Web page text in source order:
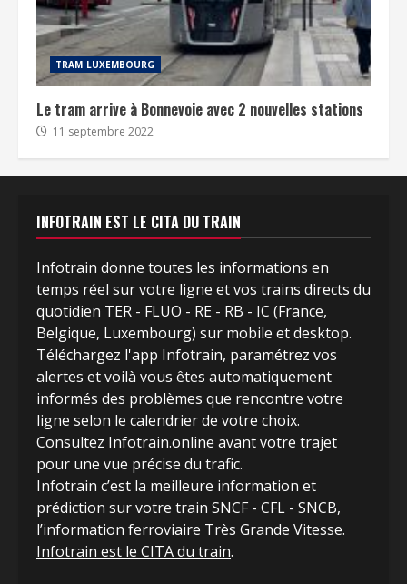
TRAM LUXEMBOURG
Le tram arrive à Bonnevoie avec 2 nouvelles stations
11 septembre 2022
INFOTRAIN EST LE CITA DU TRAIN
Infotrain donne toutes les informations en
temps réel sur votre ligne et vos trains directs du
quotidien TER - FLUO - RE - RB - IC (France,
Belgique, Luxembourg) sur mobile et desktop.
Téléchargez l'app Infotrain, paramétrez vos
alertes et voilà vous êtes automatiquement
informés des problèmes que rencontre votre
ligne selon le calendrier de votre choix.
Consultez Infotrain.online avant votre trajet
pour une vue précise du trafic.
Infotrain c’est la meilleure information et
prédiction sur votre train SNCF - CFL - SNCB,
l’information ferroviaire Très Grande Vitesse.
Infotrain est le CITA du train.